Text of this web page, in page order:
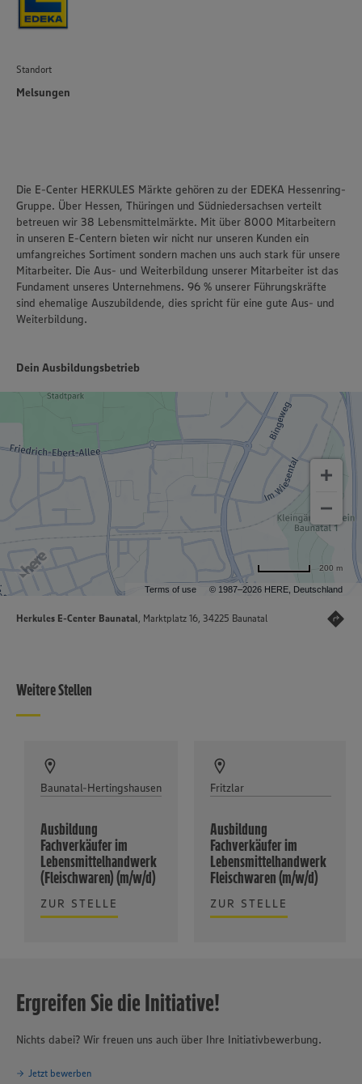
Standort
Melsungen
Die E-Center HERKULES Märkte gehören zu der EDEKA Hessenring-
Gruppe. Über Hessen, Thüringen und Südniedersachsen verteilt
betreuen wir 38 Lebensmittelmärkte. Mit über 8000 Mitarbeitern
in unseren E-Centern bieten wir nicht nur unseren Kunden ein
umfangreiches Sortiment sondern machen uns auch stark für unsere
Mitarbeiter. Die Aus- und Weiterbildung unserer Mitarbeiter ist das
Fundament unseres Unternehmens. 96 % unserer Führungskräfte
sind ehemalige Auszubildende, dies spricht für eine gute Aus- und
Weiterbildung.
Dein Ausbildungsbetrieb
Terms of use © 1987–2026 HERE, Deutschland
200 m
Herkules E-Center Baunatal, Marktplatz 16, 34225 Baunatal
Weitere Stellen
Baunatal-Hertingshausen
Ausbildung
Fachverkäufer im
Lebensmittelhandwerk
(Fleischwaren) (m/w/d)
ZUR STELLE
Fritzlar
Ausbildung
Fachverkäufer im
Lebensmittelhandwerk
Fleischwaren (m/w/d)
ZUR STELLE
Ergreifen Sie die Initiative!
Nichts dabei? Wir freuen uns auch über Ihre Initiativbewerbung.
Jetzt bewerben